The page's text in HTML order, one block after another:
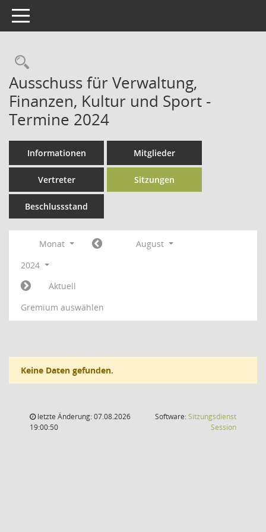
Toggle navigation
Rechercheauswahl
Ausschuss für Verwaltung,
Finanzen, Kultur und Sport -
Termine 2024
Informationen Mitglieder
Vertreter Sitzungen
Beschlussstand
Monat
August
2024
Aktuell
Gremium auswählen
Keine Daten gefunden.
letzte Änderung: 07.08.2026
19:00:50
Software:Sitzungsdienst
Session(Wird in